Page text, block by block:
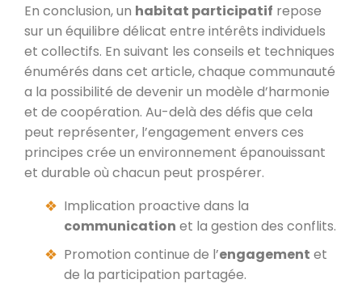
En conclusion, un habitat participatif repose
sur un équilibre délicat entre intérêts individuels
et collectifs. En suivant les conseils et techniques
énumérés dans cet article, chaque communauté
a la possibilité de devenir un modèle d’harmonie
et de coopération. Au-delà des défis que cela
peut représenter, l’engagement envers ces
principes crée un environnement épanouissant
et durable où chacun peut prospérer.
Implication proactive dans la
communication et la gestion des conflits.
Promotion continue de l’engagement et
de la participation partagée.